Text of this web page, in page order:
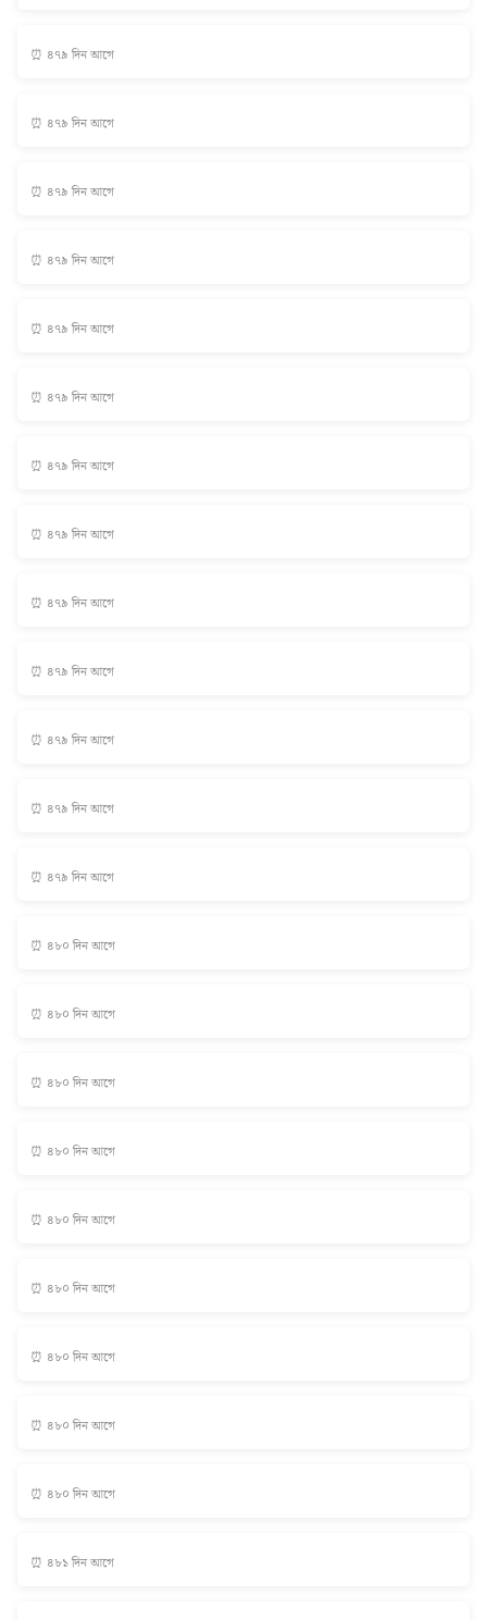
⏰ ৪৭৯ দিন আগে
⏰ ৪৭৯ দিন আগে
⏰ ৪৭৯ দিন আগে
⏰ ৪৭৯ দিন আগে
⏰ ৪৭৯ দিন আগে
⏰ ৪৭৯ দিন আগে
⏰ ৪৭৯ দিন আগে
⏰ ৪৭৯ দিন আগে
⏰ ৪৭৯ দিন আগে
⏰ ৪৭৯ দিন আগে
⏰ ৪৭৯ দিন আগে
⏰ ৪৭৯ দিন আগে
⏰ ৪৭৯ দিন আগে
⏰ ৪৮০ দিন আগে
⏰ ৪৮০ দিন আগে
⏰ ৪৮০ দিন আগে
⏰ ৪৮০ দিন আগে
⏰ ৪৮০ দিন আগে
⏰ ৪৮০ দিন আগে
⏰ ৪৮০ দিন আগে
⏰ ৪৮০ দিন আগে
⏰ ৪৮০ দিন আগে
⏰ ৪৮১ দিন আগে